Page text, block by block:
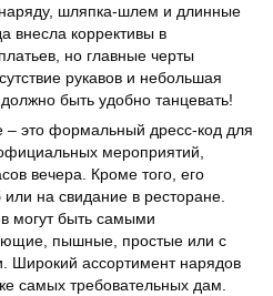
шляпка-шлем и длинные
внесла коррективы в
но главные черты
рукавов и небольшая
быть удобно танцевать!
– это формальный дресс-код для
мероприятий,
вечера. Кроме того, его
на свидание в ресторане.
могут быть самыми
пышные, простые или с
Широкий ассортимент нарядов
самых требовательных дам.